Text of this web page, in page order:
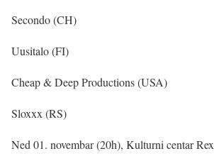
Secondo (CH)
Uusitalo (FI)
Cheap & Deep Productions (USA)
Sloxxx (RS)
Ned 01. novembar (20h), Kulturni centar Rex